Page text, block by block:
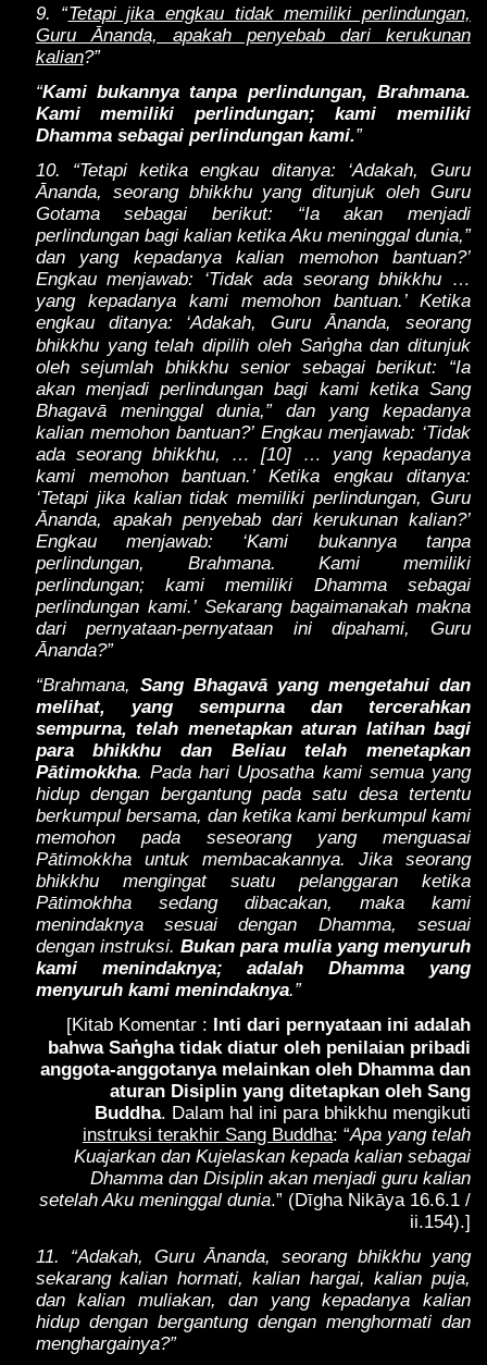
9. “Tetapi jika engkau tidak memiliki perlindungan,
Guru Ānanda, apakah penyebab dari kerukunan
kalian?”
“Kami bukannya tanpa perlindungan, Brahmana.
Kami memiliki perlindungan; kami memiliki
Dhamma sebagai perlindungan kami.”
10. “Tetapi ketika engkau ditanya: ‘Adakah, Guru
Ānanda, seorang bhikkhu yang ditunjuk oleh Guru
Gotama sebagai berikut: “Ia akan menjadi
perlindungan bagi kalian ketika Aku meninggal dunia,”
dan yang kepadanya kalian memohon bantuan?’
Engkau menjawab: ‘Tidak ada seorang bhikkhu …
yang kepadanya kami memohon bantuan.’ Ketika
engkau ditanya: ‘Adakah, Guru Ānanda, seorang
bhikkhu yang telah dipilih oleh Saṅgha dan ditunjuk
oleh sejumlah bhikkhu senior sebagai berikut: “Ia
akan menjadi perlindungan bagi kami ketika Sang
Bhagavā meninggal dunia,” dan yang kepadanya
kalian memohon bantuan?’ Engkau menjawab: ‘Tidak
ada seorang bhikkhu, … [10] … yang kepadanya
kami memohon bantuan.’ Ketika engkau ditanya:
‘Tetapi jika kalian tidak memiliki perlindungan, Guru
Ānanda, apakah penyebab dari kerukunan kalian?’
Engkau menjawab: ‘Kami bukannya tanpa
perlindungan, Brahmana. Kami memiliki
perlindungan; kami memiliki Dhamma sebagai
perlindungan kami.’ Sekarang bagaimanakah makna
dari pernyataan-pernyataan ini dipahami, Guru
Ānanda?”
“Brahmana, Sang Bhagavā yang mengetahui dan
melihat, yang sempurna dan tercerahkan
sempurna, telah menetapkan aturan latihan bagi
para bhikkhu dan Beliau telah menetapkan
Pātimokkha. Pada hari Uposatha kami semua yang
hidup dengan bergantung pada satu desa tertentu
berkumpul bersama, dan ketika kami berkumpul kami
memohon pada seseorang yang menguasai
Pātimokkha untuk membacakannya. Jika seorang
bhikkhu mengingat suatu pelanggaran ketika
Pātimokhha sedang dibacakan, maka kami
menindaknya sesuai dengan Dhamma, sesuai
dengan instruksi. Bukan para mulia yang menyuruh
kami menindaknya; adalah Dhamma yang
menyuruh kami menindaknya.”
[Kitab Komentar : Inti dari pernyataan ini adalah
bahwa Saṅgha tidak diatur oleh penilaian pribadi
anggota-anggotanya melainkan oleh Dhamma dan
aturan Disiplin yang ditetapkan oleh Sang
Buddha. Dalam hal ini para bhikkhu mengikuti
instruksi terakhir Sang Buddha: “Apa yang telah
Kuajarkan dan Kujelaskan kepada kalian sebagai
Dhamma dan Disiplin akan menjadi guru kalian
setelah Aku meninggal dunia.” (Dīgha Nikāya 16.6.1 /
ii.154).]
11. “Adakah, Guru Ānanda, seorang bhikkhu yang
sekarang kalian hormati, kalian hargai, kalian puja,
dan kalian muliakan, dan yang kepadanya kalian
hidup dengan bergantung dengan menghormati dan
menghargainya?”